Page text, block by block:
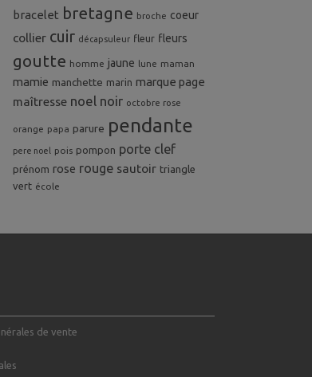
bracelet bretagne broche coeur
collier cuir décapsuleur fleur fleurs
goutte homme jaune lune maman
mamie manchette marin marque page
maîtresse noel noir octobre rose
orange papa parure pendante
pere noel pois pompon porte clef
prénom rose rouge sautoir triangle
vert école
de vente